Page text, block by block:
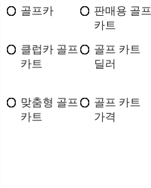
골프카
판매용 골프
카트
클럽카 골프
카트
골프 카트
딜러
맞춤형 골프
카트
골프 카트
가격